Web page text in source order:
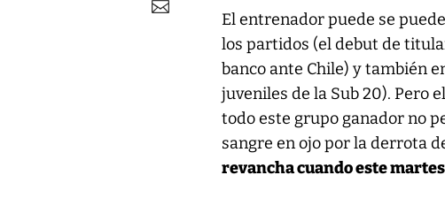
El entrenador puede se
los partidos (el debut de
banco ante Chile) y también
juveniles de la Sub 20). Pero
todo este grupo ganador no
sangre en ojo por la derrota
revancha cuando este